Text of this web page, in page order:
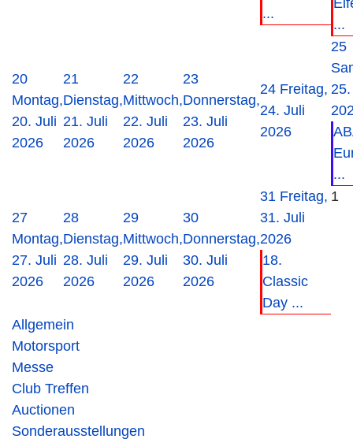
...
...
20
Montag,
20. Juli
2026
21
Dienstag,
21. Juli
2026
22
Mittwoch,
22. Juli
2026
23
Donnerstag,
23. Juli
2026
24 Freitag,
24. Juli
2026
25
...
27
Montag,
27. Juli
2026
28
Dienstag,
28. Juli
2026
29
Mittwoch,
29. Juli
2026
30
Donnerstag,
30. Juli
2026
31 Freitag,
31. Juli
2026
18.
Classic
Day ...
1
Allgemein
Motorsport
Messe
Club Treffen
Auctionen
Sonderausstellungen